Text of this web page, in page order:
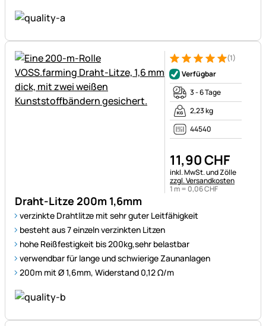
Draht-Litze 200m 1,6mm
verzinkte Drahtlitze mit sehr guter Leitfähigkeit
besteht aus 7 einzeln verzinkten Litzen
hohe Reißfestigkeit bis 200kg,sehr belastbar
verwendbar für lange und schwierige Zaunanlagen
200m mit Ø 1,6mm, Widerstand 0,12 Ω/m
Bewertung: 5 von 5 (1
1 Bewertung
(1)
Verfügbar
3 - 6 Tage
2,23 kg
44540
11,90CHF
Steuerhinweis:
inkl. MwSt. und Zölle
zzgl. Versandkosten
1 m = 0,06CHF